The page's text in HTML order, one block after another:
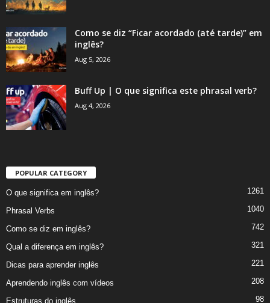
Como se diz “Ficar acordado (até tarde)” em
inglês?
Aug 5, 2026
Buff Up | O que significa este phrasal verb?
Aug 4, 2026
POPULAR CATEGORY
O que significa em inglês? 1261
Phrasal Verbs 1040
Como se diz em inglês? 742
Qual a diferença em inglês? 321
Dicas para aprender inglês 221
Aprendendo inglês com vídeos 208
Estruturas do inglês 98